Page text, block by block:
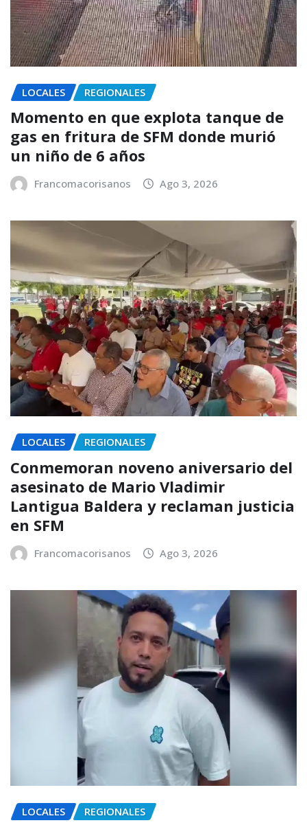
LOCALES REGIONALES
Momento en que explota tanque de
gas en fritura de SFM donde murió
un niño de 6 años
Francomacorisanos Ago 3, 2026
LOCALES REGIONALES
Conmemoran noveno aniversario del
asesinato de Mario Vladimir
Lantigua Baldera y reclaman justicia
en SFM
Francomacorisanos Ago 3, 2026
LOCALES REGIONALES